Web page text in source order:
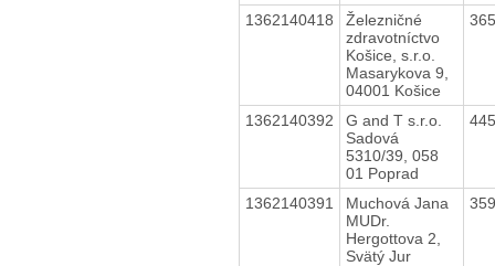
1362140418
Železničné
zdravotníctvo
Košice, s.r.o.
Masarykova 9,
04001 Košice
1362140392
G and T s.r.o.
Sadová
5310/39, 058
01 Poprad
1362140391
Muchová Jana
MUDr.
Hergottova 2,
Svätý Jur